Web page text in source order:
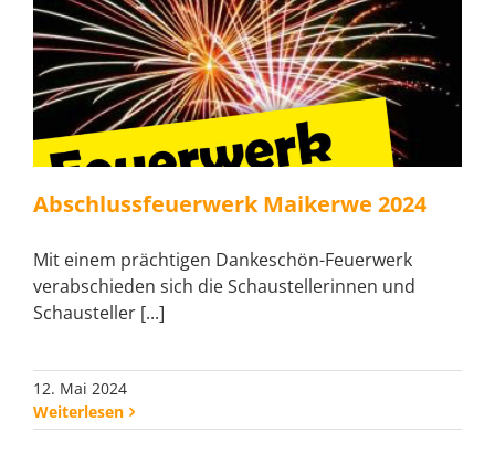
Abschlussfeuerwerk Maikerwe 2024
Mit einem prächtigen Dankeschön-Feuerwerk
verabschieden sich die Schaustellerinnen und
Schausteller [...]
12. Mai 2024
Weiterlesen